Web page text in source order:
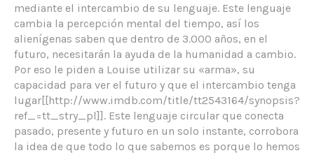
mediante el intercambio de su lenguaje. Este lenguaje
cambia la percepción mental del tiempo, así los
alienígenas saben que dentro de 3.000 años, en el
futuro, necesitarán la ayuda de la humanidad a cambio.
Por eso le piden a Louise utilizar su «arma», su
capacidad para ver el futuro y que el intercambio tenga
lugar[[http://www.imdb.com/title/tt2543164/synopsis?
ref_=tt_stry_pl]]. Este lenguaje circular que conecta
pasado, presente y futuro en un solo instante, corrobora
la idea de que todo lo que sabemos es porque lo hemos